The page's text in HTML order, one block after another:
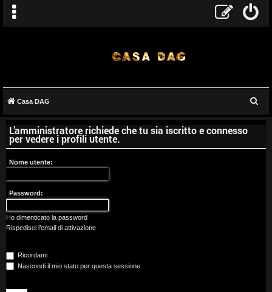
r
g
o
m
e
t
Casa DAG
L’amministratore richiede che tu sia iscritto e connesso
per vedere i profili utente.
Nome utente:
Password:
Ho dimenticato la password
Rispedisci l’email di attivazione
Ricordami
Nascondi il mio stato per questa sessione